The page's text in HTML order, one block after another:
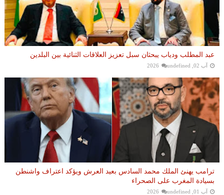
عبد المطلب ودياب يبحثان سبل تعزيز العلاقات الثنائية بين البلدين
آب 02, 2026 undefined
ترامب يهنئ الملك محمد السادس بعيد العرش ويؤكد اعتراف واشنطن
بسيادة المغرب على الصحراء
آب 01, 2026 undefined